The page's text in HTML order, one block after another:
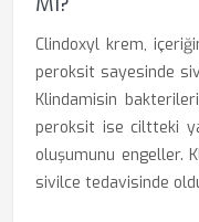
Clindoxyl krem,
peroksit sayesinde
Klindamisin
peroksit ise ciltteki
oluşumunu engeller.
sivilce tedavisinde